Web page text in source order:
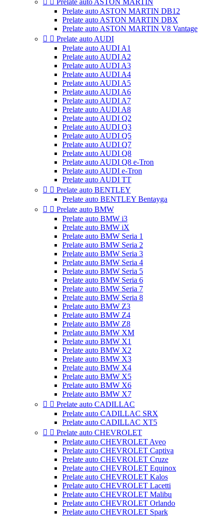
  Prelate auto ASTON MARTIN
Prelate auto ASTON MARTIN DB12
Prelate auto ASTON MARTIN DBX
Prelate auto ASTON MARTIN V8 Vantage
  Prelate auto AUDI
Prelate auto AUDI A1
Prelate auto AUDI A2
Prelate auto AUDI A3
Prelate auto AUDI A4
Prelate auto AUDI A5
Prelate auto AUDI A6
Prelate auto AUDI A7
Prelate auto AUDI A8
Prelate auto AUDI Q2
Prelate auto AUDI Q3
Prelate auto AUDI Q5
Prelate auto AUDI Q7
Prelate auto AUDI Q8
Prelate auto AUDI Q8 e-Tron
Prelate auto AUDI e-Tron
Prelate auto AUDI TT
  Prelate auto BENTLEY
Prelate auto BENTLEY Bentayga
  Prelate auto BMW
Prelate auto BMW i3
Prelate auto BMW iX
Prelate auto BMW Seria 1
Prelate auto BMW Seria 2
Prelate auto BMW Seria 3
Prelate auto BMW Seria 4
Prelate auto BMW Seria 5
Prelate auto BMW Seria 6
Prelate auto BMW Seria 7
Prelate auto BMW Seria 8
Prelate auto BMW Z3
Prelate auto BMW Z4
Prelate auto BMW Z8
Prelate auto BMW XM
Prelate auto BMW X1
Prelate auto BMW X2
Prelate auto BMW X3
Prelate auto BMW X4
Prelate auto BMW X5
Prelate auto BMW X6
Prelate auto BMW X7
  Prelate auto CADILLAC
Prelate auto CADILLAC SRX
Prelate auto CADILLAC XT5
  Prelate auto CHEVROLET
Prelate auto CHEVROLET Aveo
Prelate auto CHEVROLET Captiva
Prelate auto CHEVROLET Cruze
Prelate auto CHEVROLET Equinox
Prelate auto CHEVROLET Kalos
Prelate auto CHEVROLET Lacetti
Prelate auto CHEVROLET Malibu
Prelate auto CHEVROLET Orlando
Prelate auto CHEVROLET Spark